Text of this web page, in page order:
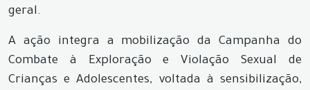
geral.
A ação integra a mobilização da Campanha do
Combate à Exploração e Violação Sexual de
Crianças e Adolescentes, voltada à sensibilização,